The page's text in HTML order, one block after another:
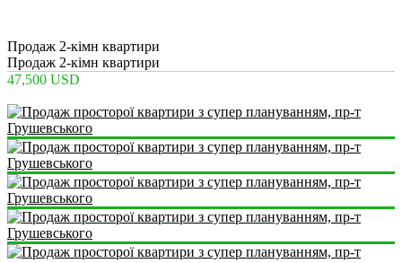
Продаж 2-кімн квартири
Продаж 2-кімн квартири
47,500 USD